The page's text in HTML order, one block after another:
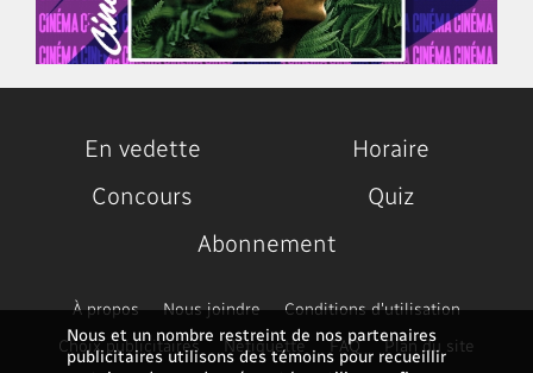
Nous et un nombre restreint de nos partenaires
publicitaires utilisons des témoins pour recueillir
En vedette
Horaire
Concours
Quiz
Abonnement
À propos Nous joindre
Conditions d'utilisation
Choix publicitaires
Nétiquette FAQ Plan du site